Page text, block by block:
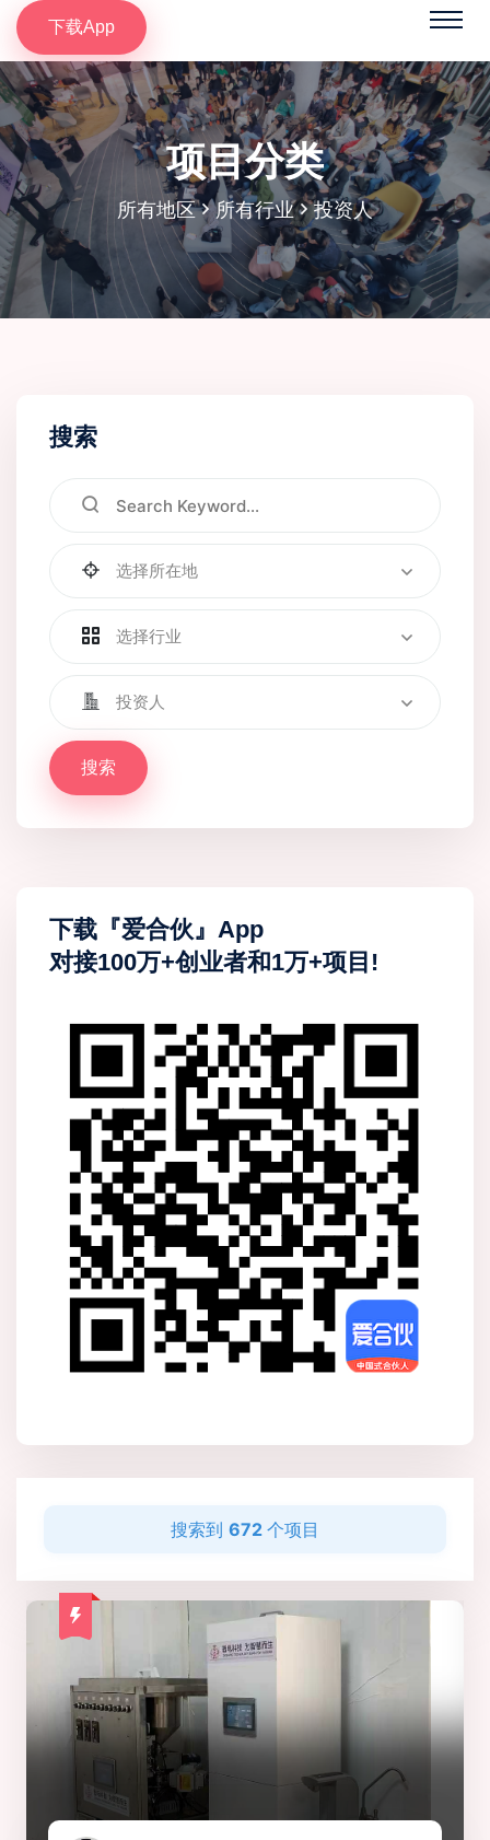
下载App
项目分类
所有地区 所有行业 投资人
搜索
选择所在地
选择行业
投资人
搜索
下载『爱合伙』App
对接100万+创业者和1万+项目!
搜索到 672 个项目